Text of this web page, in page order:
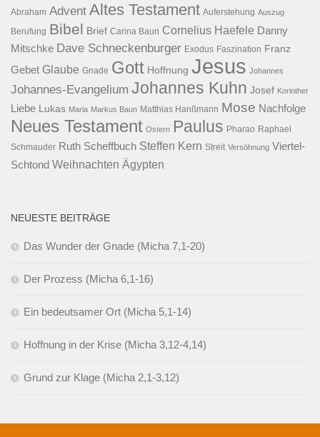
Abraham Advent Altes Testament Auferstehung Auszug
Berufung Bibel Brief Carina Baun Cornelius Haefele Danny
Mitschke Dave Schneckenburger Exodus Faszination Franz
Gebet Glaube Gnade Gott Hoffnung Jesus Johannes
Johannes-Evangelium Johannes Kuhn Josef Korinther
Liebe Lukas Maria Markus Baun Matthias Hanßmann Mose Nachfolge
Neues Testament Ostern Paulus Pharao Raphael
Schmauder Ruth Scheffbuch Steffen Kern Streit Versöhnung Viertel-
Schtond Weihnachten Ägypten
NEUESTE BEITRÄGE
Das Wunder der Gnade (Micha 7,1-20)
Der Prozess (Micha 6,1-16)
Ein bedeutsamer Ort (Micha 5,1-14)
Hoffnung in der Krise (Micha 3,12-4,14)
Grund zur Klage (Micha 2,1-3,12)